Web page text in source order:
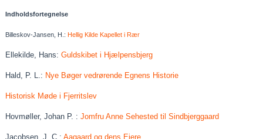
Indholdsfortegnelse
Billeskov-Jansen, H.:Hellig Kilde Kapellet i Rær
Ellekilde, Hans:Guldskibet i Hjælpensbjerg
Hald, P. L.: Nye Bøger vedrørende Egnens Historie
Historisk Møde i Fjerritslev
Hovmøller, Johan P. :Jomfru Anne Sehested til Sindbjerggaard
Jacobsen, J. C.:Aagaard og dens Ejere